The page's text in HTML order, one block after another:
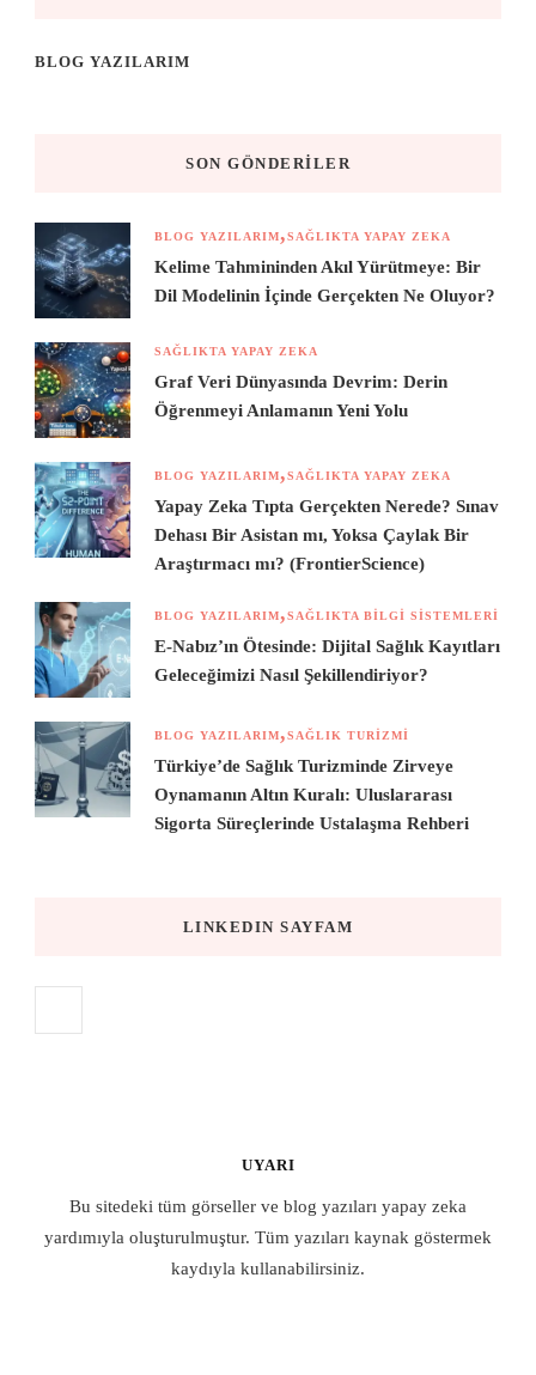
BLOG YAZILARIM
SON GÖNDERILER
BLOG YAZILARIM SAĞLIKTA YAPAY ZEKA
Kelime Tahmininden Akıl Yürütmeye: Bir
Dil Modelinin İçinde Gerçekten Ne Oluyor?
SAĞLIKTA YAPAY ZEKA
Graf Veri Dünyasında Devrim: Derin
Öğrenmeyi Anlamanın Yeni Yolu
BLOG YAZILARIM SAĞLIKTA YAPAY ZEKA
Yapay Zeka Tıpta Gerçekten Nerede? Sınav
Dehası Bir Asistan mı, Yoksa Çaylak Bir
Araştırmacı mı? (FrontierScience)
BLOG YAZILARIM SAĞLIKTA BILGI SISTEMLERI
E-Nabız’ın Ötesinde: Dijital Sağlık Kayıtları
Geleceğimizi Nasıl Şekillendiriyor?
BLOG YAZILARIM SAĞLIK TURIZMI
Türkiye’de Sağlık Turizminde Zirveye
Oynamanın Altın Kuralı: Uluslararası
Sigorta Süreçlerinde Ustalaşma Rehberi
LINKEDIN SAYFAM
UYARI
Bu sitedeki tüm görseller ve blog yazıları yapay zeka
yardımıyla oluşturulmuştur. Tüm yazıları kaynak göstermek
kaydıyla kullanabilirsiniz.